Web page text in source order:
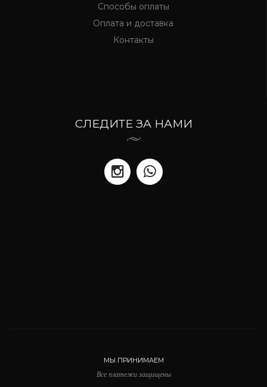
Способы оплаты
Оплата и доставка
Контакты
СЛЕДИТЕ ЗА НАМИ
МЫ ПРИНИМАЕМ
Все платежи защищены